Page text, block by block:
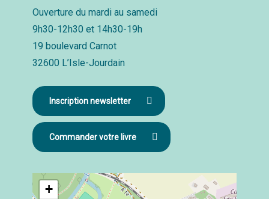
Ouverture du mardi au samedi
9h30-12h30 et 14h30-19h
19 boulevard Carnot
32600 L’Isle-Jourdain
Inscription newsletter
Commander votre livre
+